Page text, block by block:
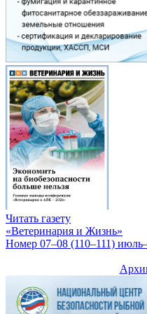
Читать газету
«Ветеринария и Жизнь»
Номер 07–08 (110–111)